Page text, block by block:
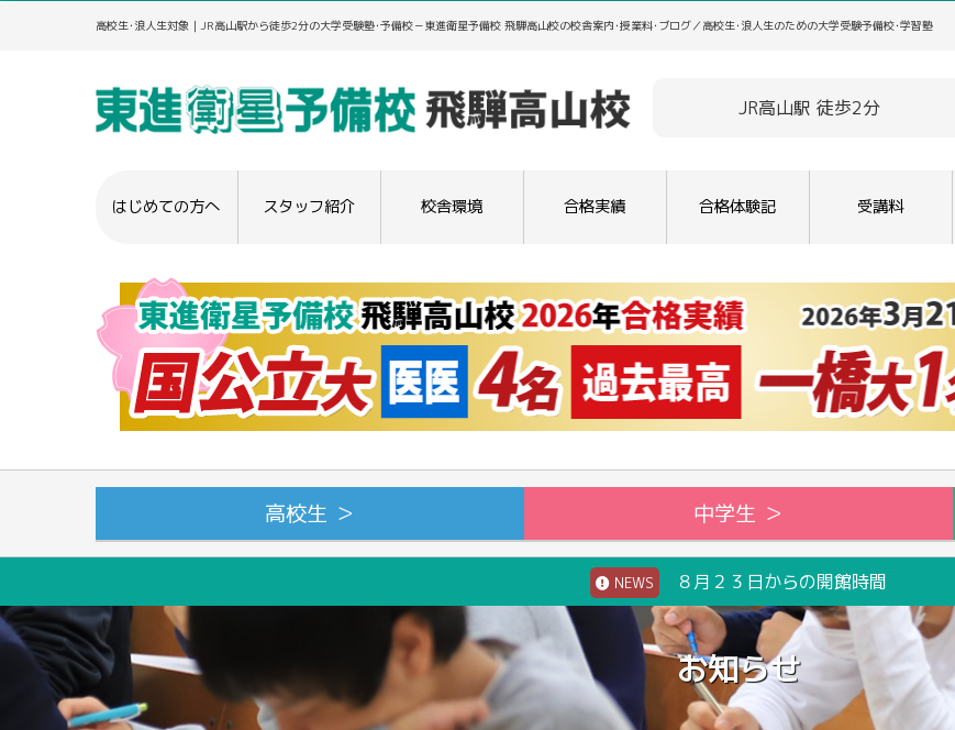
高校生･浪人生対象｜JR高山駅から徒歩2分の大学受験塾･予備校－東進衛星予備校 飛騨高山校の校舎案内･授業料･ブログ／高校生･浪人生のための大学受験予備校･学習塾
JR高山駅 徒歩2分
はじめての方へ スタッフ紹介 校舎環境 合格実績 合格体験記 受講料
高校生 ＞ 中学生 ＞
NEWS ８月２３日からの開館時間
お知らせ